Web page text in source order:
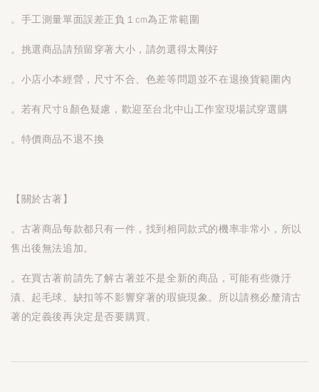
。手工測量單面誤差正負１cm為正常範圍
。挑選商品請預留穿著大小，請勿選得太剛好
。小店小本經營，尺寸不合、色差等問題並不在退換貨範圍內
。若有尺寸&顏色疑慮，歡迎至台北中山工作室現場試穿選購
。特價商品不退不換
【關於古著】
。古著商品每款都只有一件，找到相同款式的機率非常小，所以
售出後無法追加。
。在買古著前請先了解古著並不是全新的商品，可能有些微汙
漬、起毛球、缺扣等不影響穿著的瑕疵現象。所以請務必釐清古
著的定義後再決定是否要購買。